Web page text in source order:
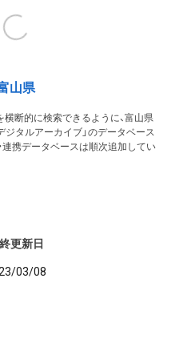
山県
横断的に検索できるように、富山県
ジタルアーカイブ」のデータベース
連携データベースは順次追加してい
更新日
03/08